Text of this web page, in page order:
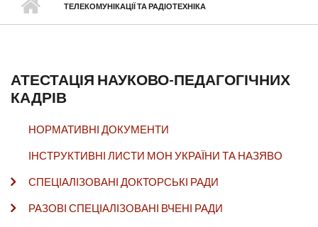
ТЕЛЕКОМУНІКАЦІЇ ТА РАДІОТЕХНІКА
АТЕСТАЦІЯ НАУКОВО-ПЕДАГОГІЧНИХ
КАДРІВ
НОРМАТИВНІ ДОКУМЕНТИ
ІНСТРУКТИВНІ ЛИСТИ МОН УКРАЇНИ ТА НАЗЯВО
СПЕЦІАЛІЗОВАНІ ДОКТОРСЬКІ РАДИ
РАЗОВІ СПЕЦІАЛІЗОВАНІ ВЧЕНІ РАДИ